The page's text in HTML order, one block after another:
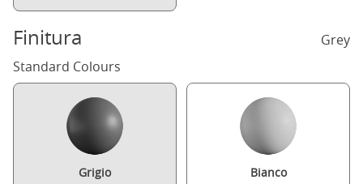
Finitura
Grey
Standard Colours
Grigio Bianco